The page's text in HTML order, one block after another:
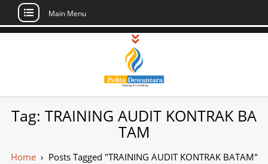
Skip
Main Menu
Pusat Pelatihan
dan Sertifikasi –
Daftar Training
Sertifikasi di Indonesia
Tag: TRAINING AUDIT KONTRAK BA
TAM
Home› Posts Tagged "TRAINING AUDIT KONTRAK BATAM"